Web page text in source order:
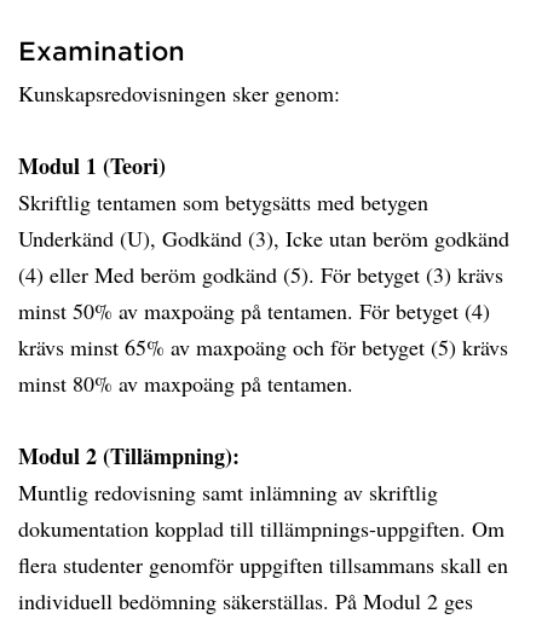
Examination
Kunskapsredovisningen sker genom:
Modul 1 (Teori)
Skriftlig tentamen som betygsätts med betygen
Underkänd (U), Godkänd (3), Icke utan beröm godkänd
(4) eller Med beröm godkänd (5). För betyget (3) krävs
minst 50% av maxpoäng på tentamen. För betyget (4)
krävs minst 65% av maxpoäng och för betyget (5) krävs
minst 80% av maxpoäng på tentamen.
Modul 2 (Tillämpning):
Muntlig redovisning samt inlämning av skriftlig
dokumentation kopplad till tillämpnings-uppgiften. Om
flera studenter genomför uppgiften tillsammans skall en
individuell bedömning säkerställas. På Modul 2 ges